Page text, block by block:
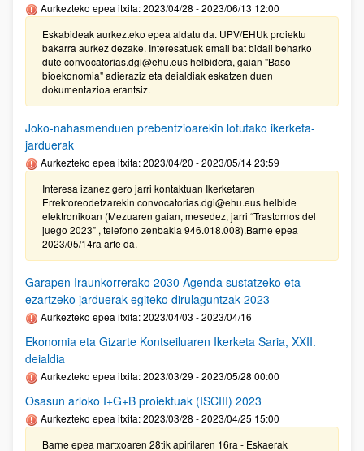
Aurkezteko epea itxita: 2023/04/28 - 2023/06/13 12:00
Eskabideak aurkezteko epea aldatu da. UPV/EHUk proiektu
bakarra aurkez dezake. Interesatuek email bat bidali beharko
dute convocatorias.dgi@ehu.eus helbidera, gaian "Baso
bioekonomia" adieraziz eta deialdiak eskatzen duen
dokumentazioa erantsiz.
Joko-nahasmenduen prebentzioarekin lotutako ikerketa-
jarduerak
Aurkezteko epea itxita: 2023/04/20 - 2023/05/14 23:59
Interesa izanez gero jarri kontaktuan Ikerketaren
Errektoreodetzarekin convocatorias.dgi@ehu.eus helbide
elektronikoan (Mezuaren gaian, mesedez, jarri “Trastornos del
juego 2023” , telefono zenbakia 946.018.008).Barne epea
2023/05/14ra arte da.
Garapen Iraunkorrerako 2030 Agenda sustatzeko eta
ezartzeko jarduerak egiteko dirulaguntzak-2023
Aurkezteko epea itxita: 2023/04/03 - 2023/04/16
Ekonomia eta Gizarte Kontseiluaren Ikerketa Saria, XXII.
deialdia
Aurkezteko epea itxita: 2023/03/29 - 2023/05/28 00:00
Osasun arloko I+G+B proiektuak (ISCIII) 2023
Aurkezteko epea itxita: 2023/03/28 - 2023/04/25 15:00
Barne epea martxoaren 28tik apirilaren 16ra - Eskaerak